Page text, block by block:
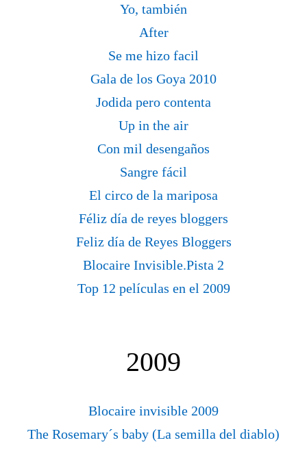
Yo, también
After
Se me hizo facil
Gala de los Goya 2010
Jodida pero contenta
Up in the air
Con mil desengaños
Sangre fácil
El circo de la mariposa
Féliz día de reyes bloggers
Feliz día de Reyes Bloggers
Blocaire Invisible.Pista 2
Top 12 películas en el 2009
2009
Blocaire invisible 2009
The Rosemary´s baby (La semilla del diablo)